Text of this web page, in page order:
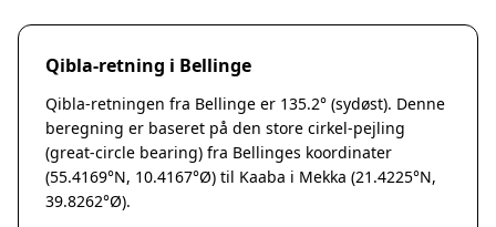
Ringe
Rudkøbing
Ebeltoft
Galten
Grenaa
Qibla-retning i Bellinge
Qibla-retningen fra Bellinge er 135.2° (sydøst). Denne
beregning er baseret på den store cirkel-pejling
(great-circle bearing) fra Bellinges koordinater
(55.4169°N, 10.4167°Ø) til Kaaba i Mekka (21.4225°N,
39.8262°Ø).